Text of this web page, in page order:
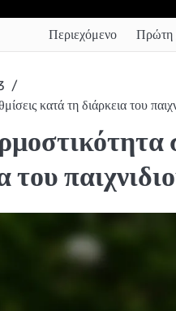
Περιεχόμενο Πρώτη
κατά τη διάρκεια του